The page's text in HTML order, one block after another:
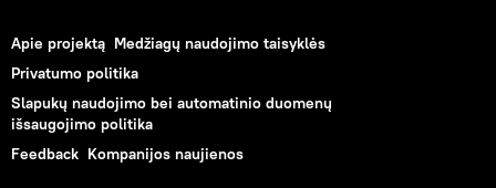
Apie projektą Medžiagų naudojimo taisyklės
Privatumo politika
Slapukų naudojimo bei automatinio duomenų
išsaugojimo politika
Feedback Kompanijos naujienos